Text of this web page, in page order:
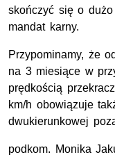
skończyć się o
mandat karny.
Przypominamy, że
na 3 miesiące w
prędkością
km/h obowiązuje
dwukierunkowej
podkom. Monika